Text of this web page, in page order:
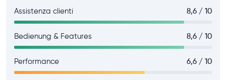
Assistenza clienti 8,6 / 10
Bedienung & Features 8,6 / 10
Performance 6,6 / 10